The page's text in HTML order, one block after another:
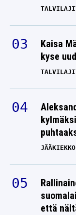
Kaisa
kyse
JÄÄKIEKKO
että